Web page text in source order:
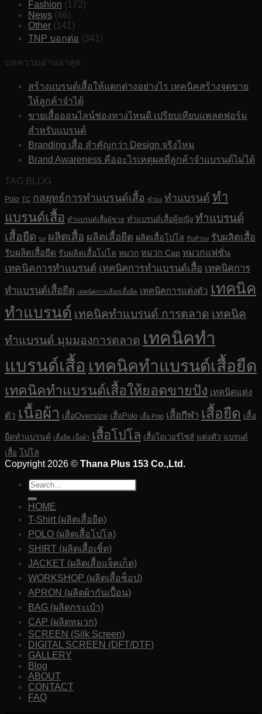
Fashion (172)
News (46)
Other (141)
TNP บอกต่อ (341)
บทความอ่านล่าสุด
สร้างแบรนด์เสื้อให้แตกต่างอย่างไร เทคนิคสร้างจุดขาย
ให้ลูกค้าจำได้
ขายเสื้อออนไลน์ช่องทางไหนดี เปรียบเทียบแพลตฟอร์ม
สำหรับแบรนด์
Branding เสื้อ สำคัญกว่า Design จริงไหม
Brand Awareness คืออะไรเหตุผลที่ลูกค้าจำแบรนด์ไม่ได้
TAG BLOG
Polo TC กลยุทธ์การทำแบรนด์เสื้อ ทำบง ทำแบรนด์ ทำ
แบรนด์เสื้อ ทำแบรนด์เสื้อผู้ชาย ทำแบรนด์เสื้อผู้หญิง ทำแบรนด์
เสื้อยืด บง ผลิตเสื้อ ผลิตเสื้อยืด ผลิตเสื้อโปโล รับทำบง รับผลิตเสื้อ
รับผลิตเสื้อยืด รับผลิตเสื้อโปโล หมวก หมวก Cap หมวกแฟชั่น
เทคนิคการทำแบรนด์ เทคนิคการทำแบรนด์เสื้อ เทคนิคการ
ทำแบรนด์เสื้อยืด เทคนิคการเลือกเสื้อยืด เทคนิคการแต่งตัว เทคนิค
ทำแบรนด์ เทคนิคทำแบรนด์ การตลาด เทคนิค
ทำแบรนด์ มุมมองการตลาด เทคนิคทำ
แบรนด์เสื้อ เทคนิคทำแบรนด์เสื้อยืด
เทคนิคทำแบรนด์เสื้อให้ยอดขายปัง เทคนิคแต่ง
ตัว เนื้อผ้า เสื้อOversize เสื้อPolo เสื้อ Polo เสื้อกีฬา เสื้อยืด เสื้อ
ยืดทำแบรนด์ เสื้อยืด เนื้อผ้า เสื้อโปโล เสื้อโอเวอร์ไซส์ แต่งตัว แบรนด์
เสื้อ โปโล
Copyright 2026 © Thana Plus 153 Co.,Ltd.
HOME
T-Shirt (ผลิตเสื้อยืด)
POLO (ผลิตเสื้อโปโล)
SHIRT (ผลิตเสื้อเชิ้ต)
JACKET (ผลิตเสื้อแจ็คเก็ต)
WORKSHOP (ผลิตเสื้อช็อป)
APRON (ผลิตผ้ากันเปื้อน)
BAG (ผลิตกระเป๋า)
CAP (ผลิตหมวก)
SCREEN (Silk Screen)
DIGITAL SCREEN (DFT/DTF)
GALLERY
Blog
ABOUT
CONTACT
FAQ